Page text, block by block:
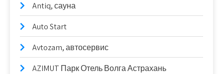
Antiq, сауна
Auto Start
Avtozam, автосервис
AZIMUT Парк Отель Волга Астрахань